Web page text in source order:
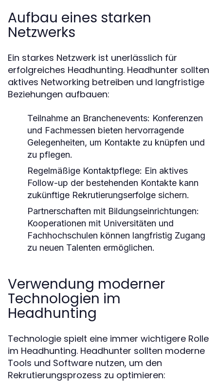
Aufbau eines starken
Netzwerks
Ein starkes Netzwerk ist unerlässlich für
erfolgreiches Headhunting. Headhunter sollten
aktives Networking betreiben und langfristige
Beziehungen aufbauen:
Teilnahme an Branchenevents: Konferenzen
und Fachmessen bieten hervorragende
Gelegenheiten, um Kontakte zu knüpfen und
zu pflegen.
Regelmäßige Kontaktpflege: Ein aktives
Follow-up der bestehenden Kontakte kann
zukünftige Rekrutierungserfolge sichern.
Partnerschaften mit Bildungseinrichtungen:
Kooperationen mit Universitäten und
Fachhochschulen können langfristig Zugang
zu neuen Talenten ermöglichen.
Verwendung moderner
Technologien im
Headhunting
Technologie spielt eine immer wichtigere Rolle
im Headhunting. Headhunter sollten moderne
Tools und Software nutzen, um den
Rekrutierungsprozess zu optimieren: